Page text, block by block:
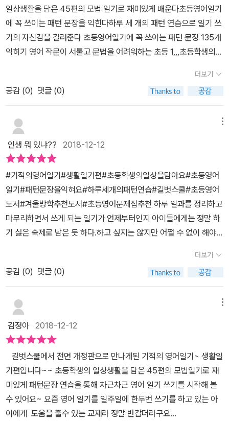
만드는 방법을 익혀보고,​내 생각에 문장대로 영어 일기를 쓰기 시작
한다면영어 학습에도 많은 도움을 받을 수 있겠죠!​초등 3,4학년이 딱
좋을 것 같아요.영어쓰기 두렵고, 힘들어했다면 가장 효과 높은 방법
으로 영어일기 쓰기를 추천합니다.하지만, 처음부터 어려운 문장은
노노!미리 알아두기 편에서 자세하게 배울 수 있는데요.꼭 알아둘 것
만 기억하고 영어일기 시작한다면 성공할 수 있을 것입니다.​ ​영어에
쉽게 영어일기 쓰는 방법 4단계로 첫째, 주제(Topic) 정하기둘째,
주제와 관련된 어휘(Words)와 표현 생각하기셋째, 일어난 일들 써보
기넷째, 느낌(Felling)이나 의견(Opinion)을 솔직하게 쓰기마치 거
미줄 엮듯이 주제를 정하고.. 쭉 나열해보고 서술하고, 표현하는 방법
이랍니다. 길벗스쿨 <기적의 영어일기>전체 45unit 45개 생활일
기로 구성되어 있네요.unit 에 다양한 주제로 일기를 제공해 주고 있
으니 오늘에 일기부터 도전합니다. 길벗스쿨 기적의 영어일기 역시
QR코드로 원어민이 읽어주기로 시작되어 영어 일기를 들으면서 시
들면서 오늘의 일기를 마무리 합니다.길벗스쿨 홈페이지를 통해서 자
료 다운도 받을 수 있다는 점 아시죠.바로바로 확인할 수 있는 QR로
주로 활용하는 아들일기본문과 Expreesions ,패턴연습, 다시보기
네가지를 다 들을 수 있답니다.​​​​​엄마가 부담스럽게 읽어주려 하지 마
시고, 원어민에 발음을 들려주시면 좋겠죠..아이들도 원어민 발음을
더 듣고 싶어 하더라구요.. ​매일 일기 생활하한다면 영어에 실력은 자
동 성장하겠죠. 영어에 관심도가 낮았던 아이들도 영어일기로 자신감
을 얻고, 새롭게 학습할 수 있게 된답니다.
일상생활을 담은 45편의 모법 일기로 재미있게 배운다초등영어일기
에 꼭 쓰이는 패턴 문장을 익힌다하루 세 개의 패턴 연습으로 일기 쓰
기의 자신감을 길러준다 초등영어일기에 꼭 쓰이는 패턴 문장 135개
익히기 영어 작문이 서툴고 문법을 어려워하는 초등 1,,,초등학생의
영어일기가 어렵지 않다3,,,일기를 통해 영작의 기초 다지기를 한다
찾아서 바로 써 먹는 영어일기 기본표현 찾아서 바로 써 먹는 영어
일기 기본표현 영어로 날짜는 어떻게 쓸까?2018년 11월 26일 화요
일Tuesday,Novemver 26,2018이렇게도 쓸 수 있다Tuesday,N
ovemver 26th,2018 Novemver 26th,Tuesday = Tue.26,201
8영어로 날짜를 쓸 때는 요일 ㅡ> 월일 ㅡ> 연도 순서를 쓴다 우리말
과는 개념이 작은것부터 쓰기 때문에 순서에 주의해야한다 생각이나
느낌을 표현하는 말들,,, 쉽게 쓰는 영어 일기 4단계1,,,하루를 정리를
주제를 정한다2,,,주제와 관련된 어휘와 표현을 생각해본다 3,,,일어
난 일들에 대하여 써 본다4,,,느낌이나 의견을 솔직하게 쓴다 읽은
글을 녹음도 해 보고 영어일기가 만만해지는 패턴연습 There are m
any good things about _____________~에는 좋은 점이 많이 있
더보기
공감 (0) 댓글 (0)
인생 뭐 있냐?? 2018-12-12
#기적의영어일기#생활일기편#초등학생의일상을담아요#초등영어
일기#패턴문장을익혀요#하루세개의패턴연습#길벗스쿨#초등영어
도서#겨울방학추천도서#초등영어문제집추천 하루 일과를 정리하고
마무리하면서 쓰게 되는 일기가 언제부터인지 아이들에게는 정말 하
기 싫은 숙제로 남은 듯 하다.하고 싶지는 않지만 어쩔 수 없이 해야하
야 부랴부랴 바쁘게 몰아치기가 일쑤다.하물며 한글로 쓰는 일기도
어려운데 그걸 영어로 바꿔서 쓰는 영어 일기는 더더욱 힘들어서 엄
마 입장에서는영어 일기 쓰기로 영어 스킬을 올리고 싶은데 쉽지 않
았다.막막하고 답답해서 어떻게 준비를 해야할지 엄두가 안나는데지
금 딱 필요하게 적절하게 영어일기쓰기첫걸음을 도와줄 친구 하나를
만났으니 그게 바로기적의 영어일기<br />생활일기편어렵지 않게
쉽게 우리 초등학생 딸이 따라할 수 있는 좋은 교재로 영어 실력을 향
상시켜 줄 수 있는 시작하는 교재로 딱 좋았다.1단계 오늘의 일기 읽
기2단계 중요 패턴 파악하기3단계 패턴으로 문장 만들기4단계 오늘
일기 다시 보기 이렇게 체계적이고 단계적으로교재가 구성되어 있어
집에서 엄마랑 둘이서 또는 초등학생 아이 혼자서도 무리없이 잘 학
습할 수 있겠다.또한 ★ MP3 무료 다운로드 영어일기 지문 뿐만 아
더보기
공감 (0) 댓글 (0)
김정아2018-12-12
길벗스쿨에서 전면 개정판으로 만나게된 기적의 영어일기~ 생활일
기편입니다~~ 초등학생의 일상생활을 담은 45편의 모법일기로 재
미있게 패턴문장 연습을 통해 차근차근 영어 일기 쓰기를 시작해 볼
수 있어요~ 요즘 영어 일기를 일주일에 한두번 쓰기를 하고 있는 아
이에게 도움을 줄수 있는 교재라 정말 반갑더라구요